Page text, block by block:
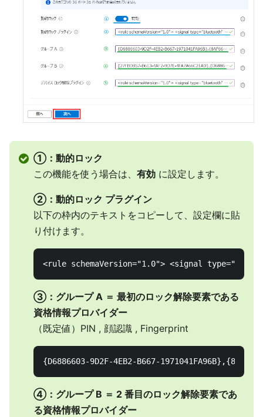
①：動的ロック
この機能を使う場合は、 有効 に設定します。
②：動的ロック プラグイン
以下の枠内のテキストをコピーして、設定欄に貼
り付けます。
③：グループ A ＝ 最初のロック解除要素である
資格情報プロバイダー
（既定値）PIN , 顔認識 , Fingerprint
④：グループ B ＝ 2 番目のロック解除要素であ
る資格情報プロバイダー